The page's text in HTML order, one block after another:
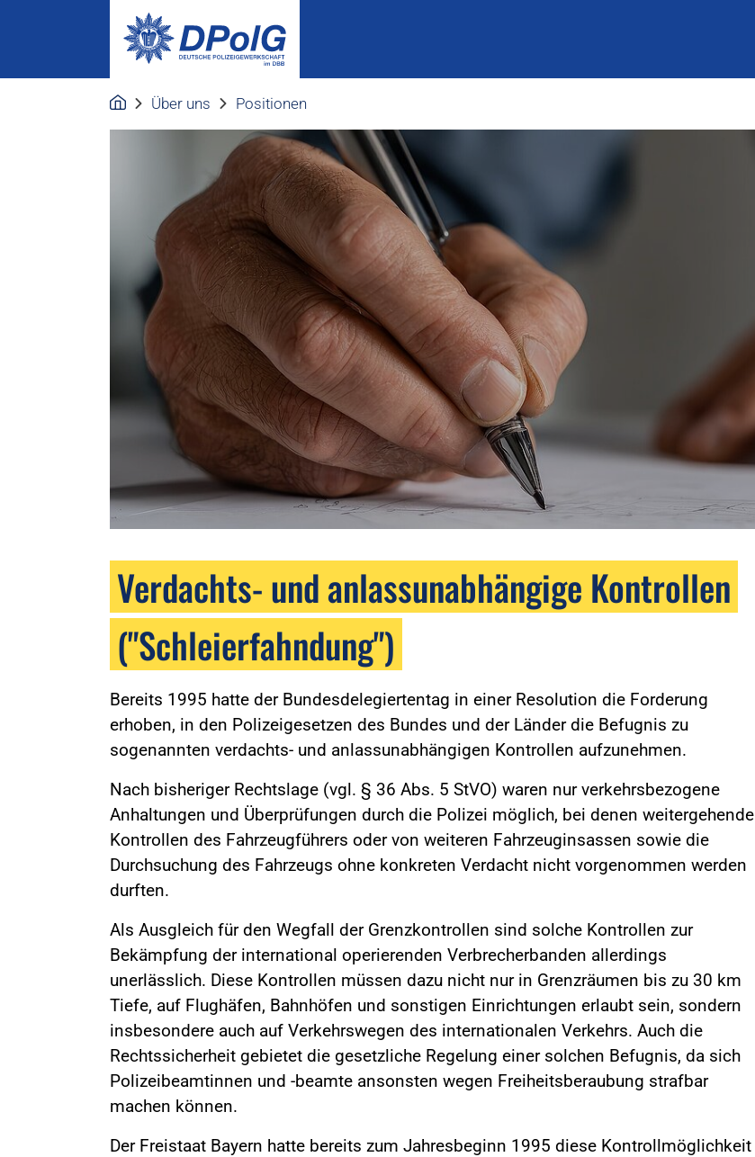
Über uns Positionen
Verdachts- und anlassunabhängige Kontrollen
("Schleierfahndung")
Bereits 1995 hatte der Bundesdelegiertentag in einer Resolution die Forderung
erhoben, in den Polizeigesetzen des Bundes und der Länder die Befugnis zu
sogenannten verdachts- und anlassunabhängigen Kontrollen aufzunehmen.
Nach bisheriger Rechtslage (vgl. § 36 Abs. 5 StVO) waren nur verkehrsbezogene
Anhaltungen und Überprüfungen durch die Polizei möglich, bei denen weitergehende
Kontrollen des Fahrzeugführers oder von weiteren Fahrzeuginsassen sowie die
Durchsuchung des Fahrzeugs ohne konkreten Verdacht nicht vorgenommen werden
durften.
Als Ausgleich für den Wegfall der Grenzkontrollen sind solche Kontrollen zur
Bekämpfung der international operierenden Verbrecherbanden allerdings
unerlässlich. Diese Kontrollen müssen dazu nicht nur in Grenzräumen bis zu 30 km
Tiefe, auf Flughäfen, Bahnhöfen und sonstigen Einrichtungen erlaubt sein, sondern
insbesondere auch auf Verkehrswegen des internationalen Verkehrs. Auch die
Rechtssicherheit gebietet die gesetzliche Regelung einer solchen Befugnis, da sich
Polizeibeamtinnen und -beamte ansonsten wegen Freiheitsberaubung strafbar
machen können.
Der Freistaat Bayern hatte bereits zum Jahresbeginn 1995 diese Kontrollmöglichkeit